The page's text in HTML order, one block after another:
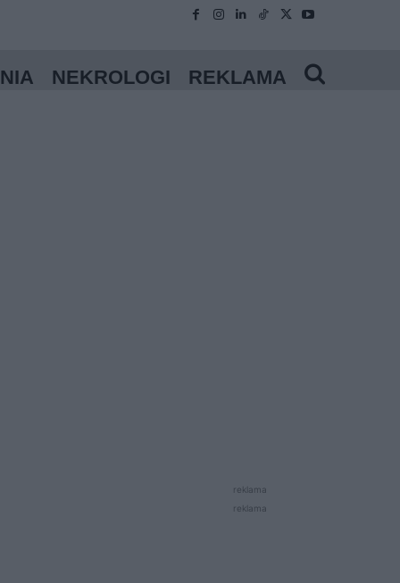
NEKROLOGI REKLAMA
reklama
reklama